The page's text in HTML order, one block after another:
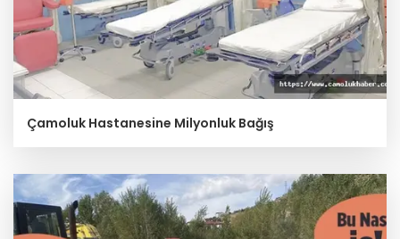
Çamoluk Hastanesine Milyonluk Bağış